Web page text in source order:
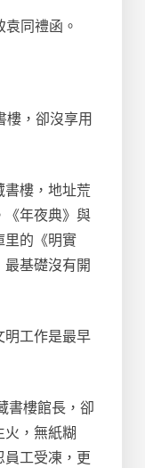
同禮函。
樓，卻沒享用
樓，地址荒
《年夜典》與
里的《明實
基礎沒有開
明工作是最早
書樓館長，卻
，無紙糊
工受凍，更